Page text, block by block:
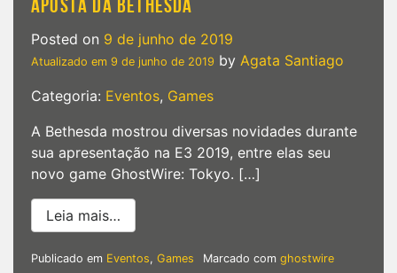
APOSTA DA BETHESDA
Posted on 9 de junho de 2019
Atualizado em 9 de junho de 2019 by Agata Santiago
Categoria: Eventos, Games
A Bethesda mostrou diversas novidades durante
sua apresentação na E3 2019, entre elas seu
novo game GhostWire: Tokyo. […]
Leia mais…
Publicado em Eventos, Games Marcado com ghostwire